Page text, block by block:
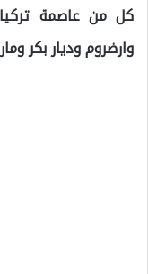
كل من عاصمة
وارضروم وديار بكر